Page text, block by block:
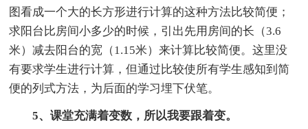
图看成一个大的长方形进行计算的这种方法比较简便；
求阳台比房间小多少的时候，引出先用房间的长（3.6
米）减去阳台的宽（1.15米）来计算比较简便。这里没
有要求学生进行计算，但通过比较使所有学生感知到简
便的列式方法，为后面的学习埋下伏笔。
5、课堂充满着变数，所以我要跟着变。